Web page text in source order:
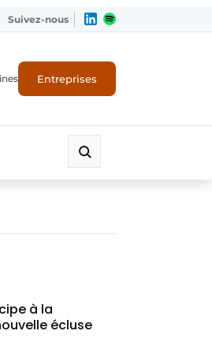
Suivez-nous
Entreprises
à la
écluse